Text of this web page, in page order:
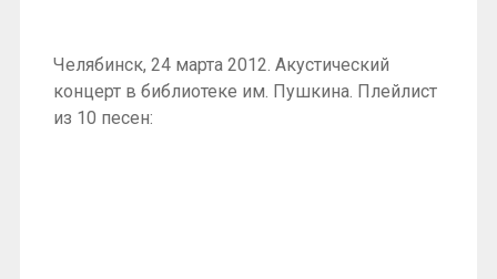
Челябинск, 24 марта 2012. Акустический
концерт в библиотеке им. Пушкина. Плейлист
из 10 песен: